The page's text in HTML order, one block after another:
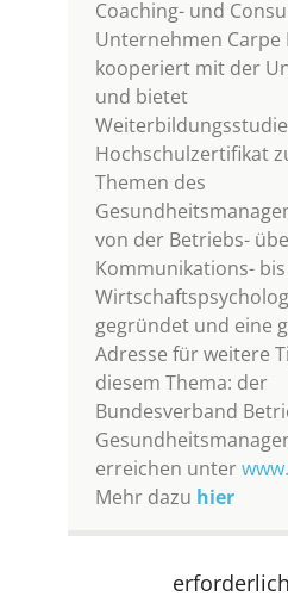
Coaching- und
Unternehmen Carpe
kooperiert mit der
und bietet
Hochschulzertifikat
Themen des
von der Betriebs-
Kommunikations-
gegründet und eine
Adresse für weitere
diesem Thema: der
Bundesverband
erreichen unter
Mehr dazu hier